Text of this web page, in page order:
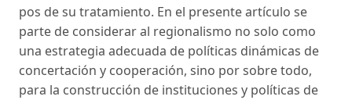
pos de su tratamiento. En el presente artículo se
parte de considerar al regionalismo no solo como
una estrategia adecuada de políticas dinámicas de
concertación y cooperación, sino por sobre todo,
para la construcción de instituciones y políticas de